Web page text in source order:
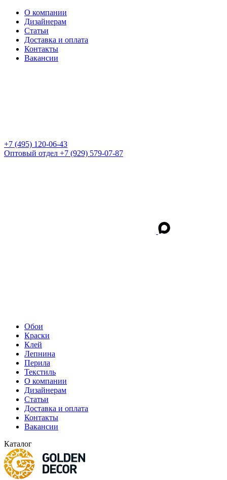
О компании
Дизайнерам
Статьи
Доставка и оплата
Контакты
Вакансии
+7 (495) 120-06-43
Оптовый отдел +7 (929) 579-07-87
Обои
Краски
Клей
Лепнина
Перила
Текстиль
О компании
Дизайнерам
Статьи
Доставка и оплата
Контакты
Вакансии
Каталог